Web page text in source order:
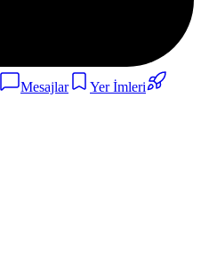
Mesajlar
Yer İmleri